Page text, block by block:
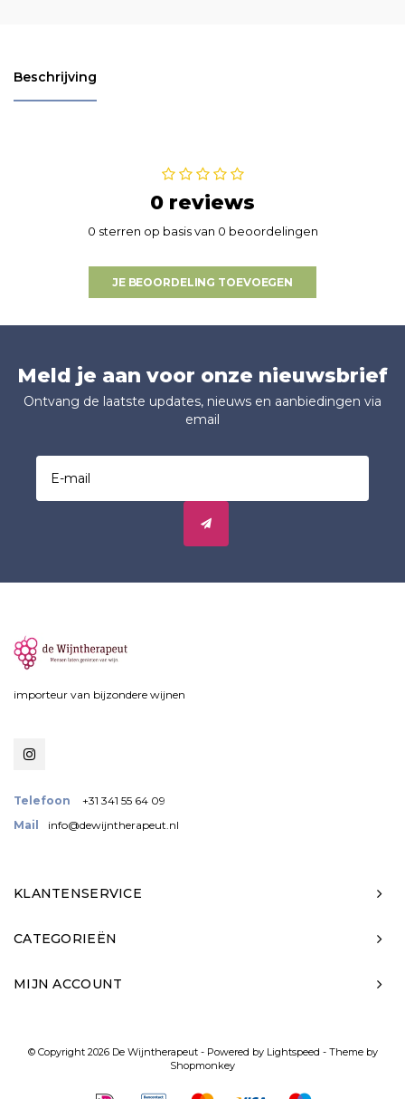
Beschrijving
0 reviews
0 sterren op basis van 0 beoordelingen
JE BEOORDELING TOEVOEGEN
Meld je aan voor onze nieuwsbrief
Ontvang de laatste updates, nieuws en aanbiedingen via
email
importeur van bijzondere wijnen
Telefoon
+31 341 55 64 09
Mail
info@dewijntherapeut.nl
KLANTENSERVICE
CATEGORIEËN
MIJN ACCOUNT
© Copyright 2026 De Wijntherapeut - Powered by Lightspeed - Theme by
Shopmonkey